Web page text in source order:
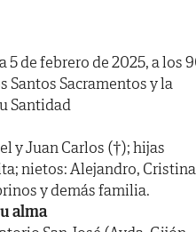
de febrero de 2025, a los
Santos Sacramentos y la
Santidad
y Juan Carlos (†); hijas
nietos: Alejandro,
y demás familia.
alma